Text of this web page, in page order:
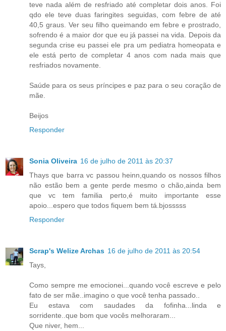
teve nada além de resfriado até completar dois anos. Foi
qdo ele teve duas faringites seguidas, com febre de até
40,5 graus. Ver seu filho queimando em febre e prostrado,
sofrendo é a maior dor que eu já passei na vida. Depois da
segunda crise eu passei ele pra um pediatra homeopata e
ele está perto de completar 4 anos com nada mais que
resfriados novamente.
Saúde para os seus príncipes e paz para o seu coração de
mãe.
Beijos
Responder
Sonia Oliveira 16 de julho de 2011 às 20:37
Thays que barra vc passou heinn,quando os nossos filhos
não estão bem a gente perde mesmo o chão,ainda bem
que vc tem familia perto,é muito importante esse
apoio...espero que todos fiquem bem tá.bjosssss
Responder
Scrap's Welize Archas 16 de julho de 2011 às 20:54
Tays,
Como sempre me emocionei...quando você escreve e pelo
fato de ser mãe..imagino o que você tenha passado..
Eu estava com saudades da fofinha...linda e
sorridente..que bom que vocês melhoraram...
Que niver, hem...